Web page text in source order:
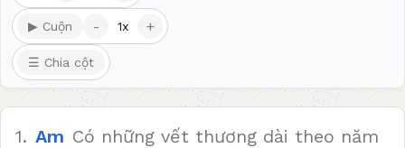
▶ Cuộn - 1x +
☰ Chia cột
1. Am Có những vết thương dài theo năm